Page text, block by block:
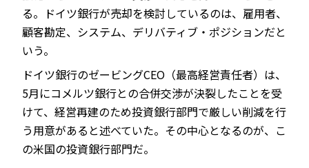
る。ドイツ銀行が売却を検討しているのは、雇用者、
顧客勘定、システム、デリバティブ・ポジションだと
いう。
ドイツ銀行のゼービングCEO（最高経営責任者）は、
5月にコメルツ銀行との合併交渉が決裂したことを受
けて、経営再建のため投資銀行部門で厳しい削減を行
う用意があると述べていた。その中心となるのが、こ
の米国の投資銀行部門だ。